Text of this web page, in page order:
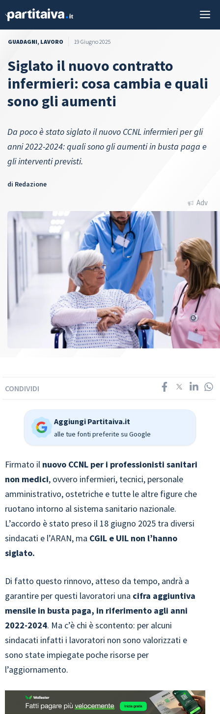
GUADAGNI, LAVORO 19 Giugno 2025
Siglato il nuovo contratto
infermieri: cosa cambia e quali
sono gli aumenti
Da poco è stato siglato il nuovo CCNL infermieri per gli
anni 2022-2024: quali sono gli aumenti in busta paga e
gli interventi previsti.
di Redazione
Adv
CONDIVIDI
Aggiungi Partitaiva.it
alle tue fonti preferite su Google
Firmato il nuovo CCNL per i professionisti sanitari
non medici, ovvero infermieri, tecnici, personale
amministrativo, ostetriche e tutte le altre figure che
ruotano intorno al sistema sanitario nazionale.
L’accordo è stato preso il 18 giugno 2025 tra diversi
sindacati e l’ARAN, ma CGIL e UIL non l’hanno
siglato.
Di fatto questo rinnovo, atteso da tempo, andrà a
garantire per questi lavoratori una cifra aggiuntiva
mensile in busta paga, in riferimento agli anni
2022-2024. Ma c’è chi è scontento: per alcuni
sindacati infatti i lavoratori non sono valorizzati e
sono state impiegate poche risorse per
l’aggiornamento.